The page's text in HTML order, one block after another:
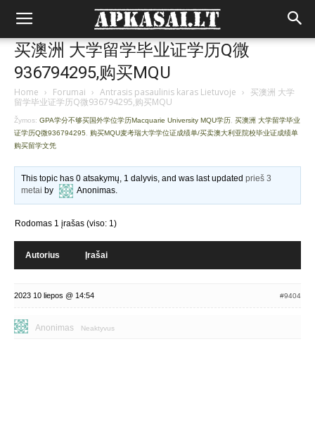
买澳洲 大学留学毕业证学历Q微
936794295,购买MQU
Home › Forumai › Antrasis pasaulinis karas Lietuvoje › 买澳洲 大学
留学毕业证学历Q微936794295,购买MQU
Žymos: GPA学分不够买国外学位学历Macquarie University MQU学历 买澳洲 大学留学毕业
证学历Q微936794295
购买MQU麦考瑞大学学位证成绩单/买卖澳大利亚院校毕业证成绩单
购买留学文凭
This topic has 0 atsakymų, 1 dalyvis, and was last updatedprieš 3
metai by Anonimas.
Rodomas 1 įrašas (viso: 1)
Autorius Įrašai
2023 10 liepos @ 14:54 #9404
Anonimas Neaktyvus